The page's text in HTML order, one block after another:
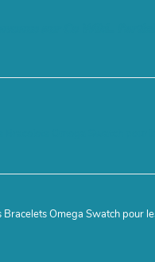
Omega Swatch pour